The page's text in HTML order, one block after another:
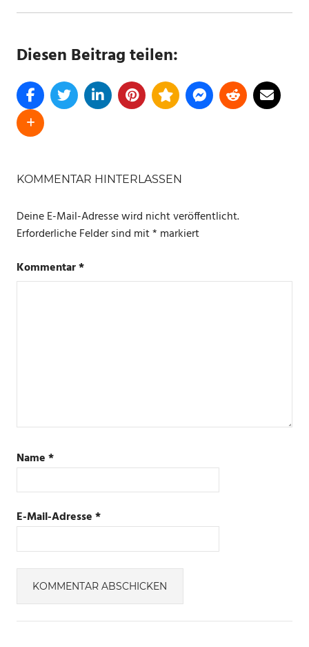
Diesen Beitrag teilen:
AMAZON
CYBER
MONDAY
KOMMENTAR HINTERLASSEN
Deine E-Mail-Adresse wird nicht veröffentlicht.
Erforderliche Felder sind mit* markiert
Kommentar*
Name*
E-Mail-Adresse*